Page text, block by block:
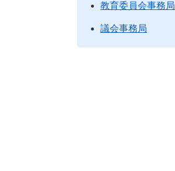
教育委員会事務局
議会事務局